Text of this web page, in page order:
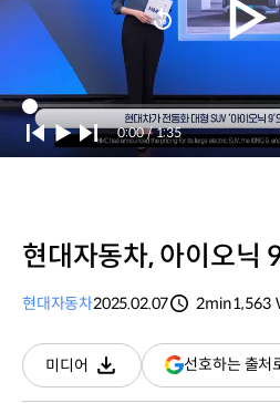
Current
Time
0:00 / Duration
1:35
현대자동차, 아이오닉
현대자동차2025.02.07
2min1,563
미디어
다운로드
선호하는 출처